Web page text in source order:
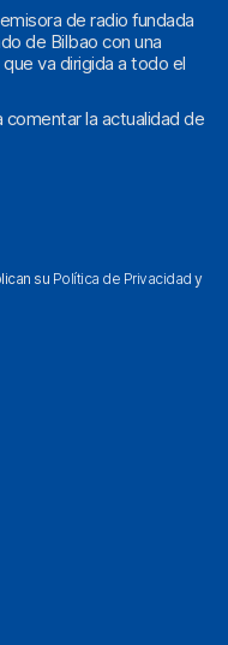
de radio fundada
de Bilbao con una
va dirigida a todo el
la actualidad de
su Política de Privacidad y